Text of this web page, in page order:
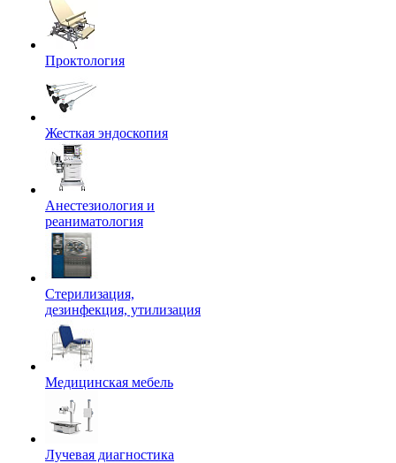
Проктология
Жесткая эндоскопия
Анестезиология и
реаниматология
Стерилизация,
дезинфекция, утилизация
Медицинская мебель
Лучевая диагностика